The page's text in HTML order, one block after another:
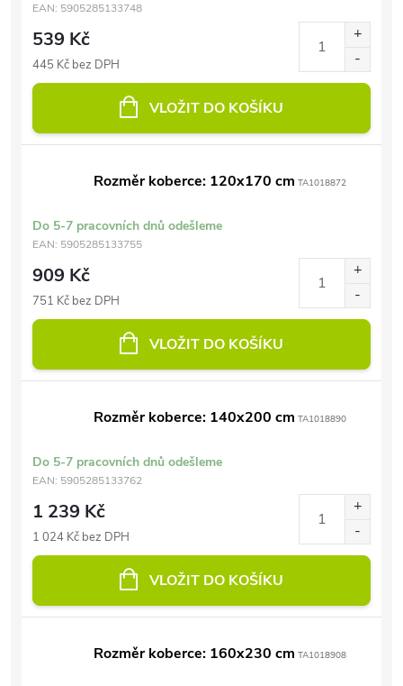
EAN: 5905285133748
539 Kč
445 Kč bez DPH
VLOŽIT DO KOŠÍKU
Rozměr koberce: 120x170 cm TA1018872
Do 5-7 pracovních dnů odešleme
EAN: 5905285133755
909 Kč
751 Kč bez DPH
VLOŽIT DO KOŠÍKU
Rozměr koberce: 140x200 cm TA1018890
Do 5-7 pracovních dnů odešleme
EAN: 5905285133762
1 239 Kč
1 024 Kč bez DPH
VLOŽIT DO KOŠÍKU
Rozměr koberce: 160x230 cm TA1018908